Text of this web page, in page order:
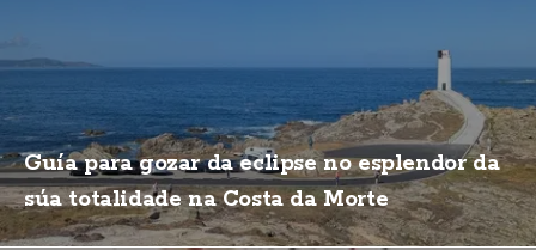
Guía para gozar da eclipse no esplendor da
súa totalidade na Costa da Morte